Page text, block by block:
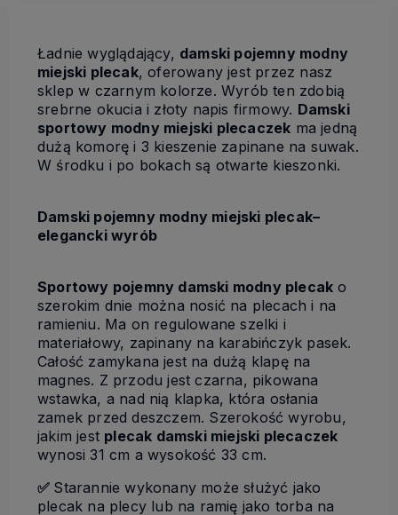
Ładnie wyglądający, damski pojemny modny
miejski plecak, oferowany jest przez nasz
sklep w czarnym kolorze. Wyrób ten zdobią
srebrne okucia i złoty napis firmowy. Damski
sportowy modny miejski plecaczek ma jedną
dużą komorę i 3 kieszenie zapinane na suwak.
W środku i po bokach są otwarte kieszonki.
Damski pojemny modny miejski plecak–
elegancki wyrób
Sportowy pojemny damski modny plecak o
szerokim dnie można nosić na plecach i na
ramieniu. Ma on regulowane szelki i
materiałowy, zapinany na karabińczyk pasek.
Całość zamykana jest na dużą klapę na
magnes. Z przodu jest czarna, pikowana
wstawka, a nad nią klapka, która osłania
zamek przed deszczem. Szerokość wyrobu,
jakim jest plecak damski miejski plecaczek
wynosi 31 cm a wysokość 33 cm.
✅ Starannie wykonany może służyć jako
plecak na plecy lub na ramię jako torba na